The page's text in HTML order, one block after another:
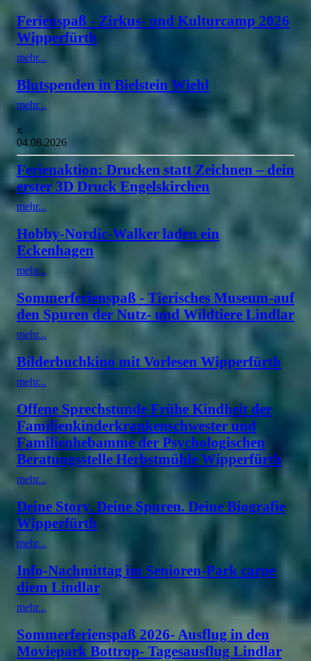
Ferienspaß - Zirkus- und Kulturcamp 2026
Wipperfürth
mehr...
Blutspenden in Bielstein Wiehl
mehr...
x
04.08.2026
Ferienaktion: Drucken statt Zeichnen – dein
erster 3D Druck Engelskirchen
mehr...
Hobby-Nordic-Walker laden ein
Eckenhagen
mehr...
Sommerferienspaß - Tierisches Museum-auf
den Spuren der Nutz- und Wildtiere Lindlar
mehr...
Bilderbuchkino mit Vorlesen Wipperfürth
mehr...
Offene Sprechstunde Frühe Kindheit der
Familienkinderkrankenschwester und
Familienhebamme der Psychologischen
Beratungsstelle Herbstmühle Wipperfürth
mehr...
Deine Story. Deine Spuren. Deine Biografie
Wipperfürth
mehr...
Info-Nachmittag im Senioren-Park carpe
diem Lindlar
mehr...
Sommerferienspaß 2026- Ausflug in den
Moviepark Bottrop- Tagesausflug Lindlar